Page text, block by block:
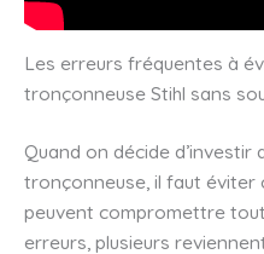
Les erreurs fréquentes à
tronçonneuse Stihl sans
Quand on décide d’investir
tronçonneuse, il faut éviter
peuvent compromettre
erreurs, plusieurs